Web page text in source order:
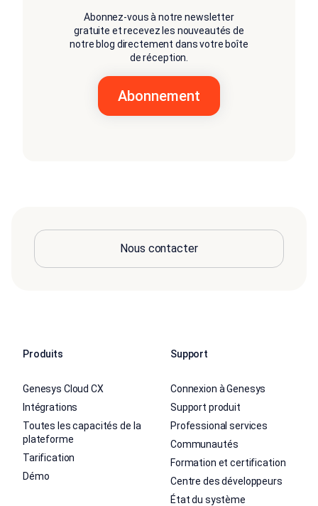
Abonnez-vous à notre newsletter
gratuite et recevez les nouveautés de
notre blog directement dans votre boîte
de réception.
Nous contacter
Produits
Genesys Cloud CX
Intégrations
Toutes les capacités de la
plateforme
Tarification
Démo
Support
Connexion à Genesys
Support produit
Professional services
Communautés
Formation et certification
Centre des développeurs
État du système